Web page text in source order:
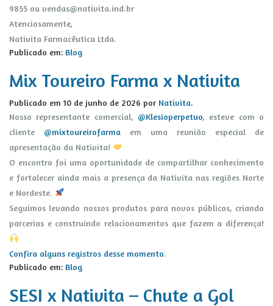
9855 ou vendas@nativita.ind.br
Atenciosamente,
Nativita Farmacêutica Ltda.
Publicado em: Blog
Mix Toureiro Farma x Nativita
Publicado em 10 de junho de 2026 por Nativita.
Nosso representante comercial, @Klesioperpetuo, esteve com o
cliente @mixtoureirofarma em uma reunião especial de
apresentação da Nativita!
O encontro foi uma oportunidade de compartilhar conhecimento
e fortalecer ainda mais a presença da Nativita nas regiões Norte
e Nordeste.
Seguimos levando nossos produtos para novos públicos, criando
parcerias e construindo relacionamentos que fazem a diferença!
Confira alguns registros desse momento.
Publicado em: Blog
SESI x Nativita – Chute a Gol